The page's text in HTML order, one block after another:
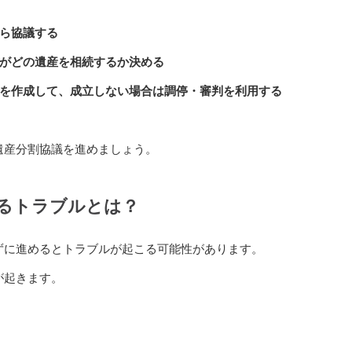
協議する
どの遺産を相続するか決める
作成して、成立しない場合は調停・審判を利用する
分割協議を進めましょう。
トラブルとは？
進めるとトラブルが起こる可能性があります。
きます。